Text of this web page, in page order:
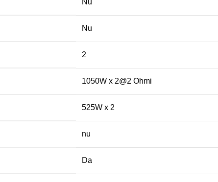
Nu
Nu
2
1050W x 2@2 Ohmi
525W x 2
nu
Da